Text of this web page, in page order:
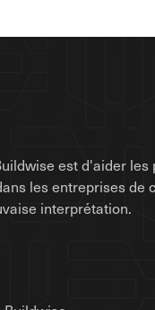
est d'aider
les entreprises de
interprétation.